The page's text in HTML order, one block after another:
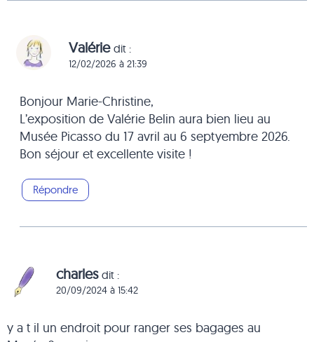
Valérie dit :
12/02/2026 à 21:39
Bonjour Marie-Christine,
L’exposition de Valérie Belin aura bien lieu au
Musée Picasso du 17 avril au 6 septyembre 2026.
Bon séjour et excellente visite !
Répondre
charles dit :
20/09/2024 à 15:42
y a t il un endroit pour ranger ses bagages au